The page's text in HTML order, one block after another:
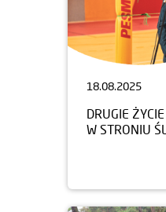
18.08.2025
DRUGIE
W STRONIU